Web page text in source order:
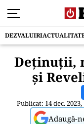
DEZVALUIRI
Deținuții,
și
Publicat: 14 dec. 2023,
Adaugă-